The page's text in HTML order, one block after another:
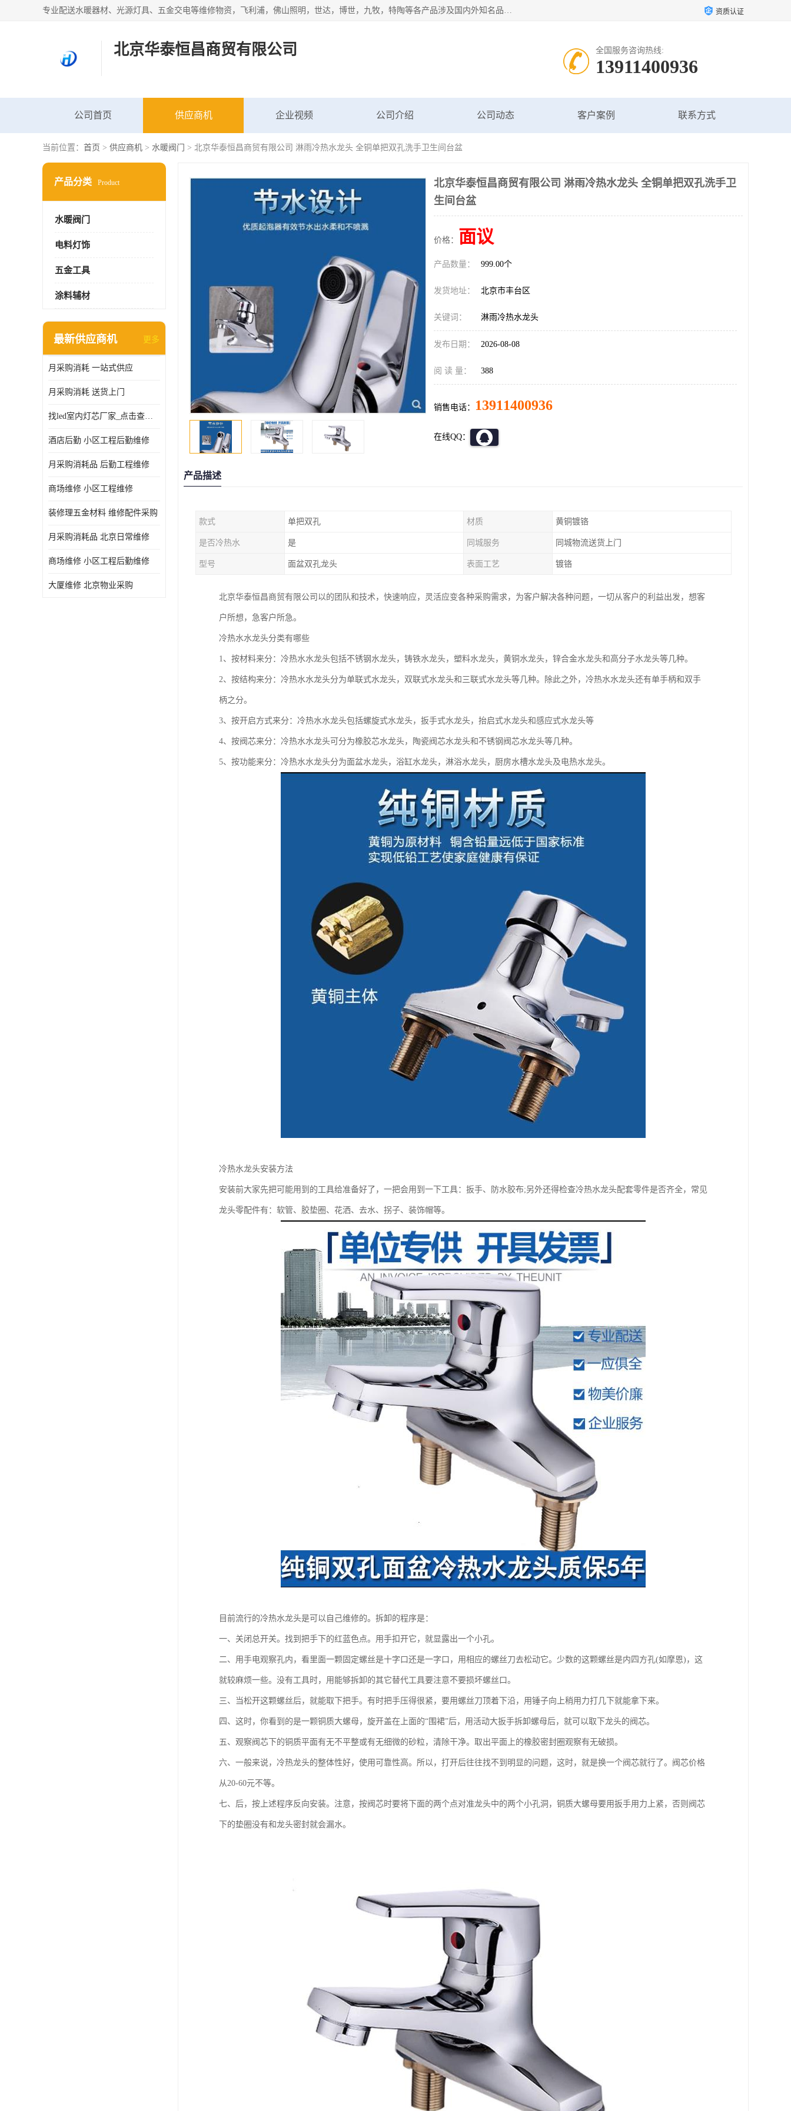
专业配送水暖器材、光源灯具、五金交电等维修物资，飞利浦，佛山照明，世达，博世，九牧，特陶等各产品涉及国内外知名品牌。公司专注与物业、学校、酒店、工厂等单位合作，提供一站式配送服务，降低客户综合成本。依托电子商务改变传统模式，以专业的团队为客户提供24H物资配送到达，货到月结、统一开票，便捷退换等服务，提高了企业的运营效率。 资质认证
北京华泰恒昌商贸有限公司 全国服务咨询热线:
13911400936
公司首页 供应商机 企业视频 公司介绍 公司动态 客户案例 联系方式
当前位置： 首页 > 供应商机 > 水暖阀门 > 北京华泰恒昌商贸有限公司 淋雨冷热水龙头 全铜单把双孔洗手卫生间台盆
产品分类 Product
水暖阀门
电料灯饰
五金工具
涂料辅材
最新供应商机 更多
月采购消耗 一站式供应
月采购消耗 送货上门
找led室内灯芯厂家_点击查看更多
酒店后勤 小区工程后勤维修
月采购消耗品 后勤工程维修
商场维修 小区工程维修
装修理五金材料 维修配件采购
月采购消耗品 北京日常维修
商场维修 小区工程后勤维修
大厦维修 北京物业采购
北京华泰恒昌商贸有限公司 淋雨冷热水龙头 全铜单把双孔洗手卫
生间台盆
价格： 面议
产品数量： 999.00个
发货地址： 北京市丰台区
关键词： 淋雨冷热水龙头
发布日期： 2026-08-08
阅 读 量： 388
销售电话： 13911400936
在线QQ：
产品描述
款式 单把双孔 材质 黄铜镀铬
是否冷热水 是 同城服务 同城物流送货上门
型号 面盆双孔龙头 表面工艺 镀铬
北京华泰恒昌商贸有限公司以的团队和技术，快速响应，灵活应变各种采购需求，为客户解决各种问题，一切从客户的利益出发，想客
户所想，急客户所急。
冷热水水龙头分类有哪些
1、按材料来分：冷热水水龙头包括不锈钢水龙头，铸铁水龙头，塑料水龙头，黄铜水龙头，锌合金水龙头和高分子水龙头等几种。
2、按结构来分：冷热水水龙头分为单联式水龙头，双联式水龙头和三联式水龙头等几种。除此之外，冷热水水龙头还有单手柄和双手
柄之分。
3、按开启方式来分：冷热水水龙头包括螺旋式水龙头，扳手式水龙头，抬启式水龙头和感应式水龙头等
4、按阀芯来分：冷热水水龙头可分为橡胶芯水龙头，陶瓷阀芯水龙头和不锈钢阀芯水龙头等几种。
5、按功能来分：冷热水水龙头分为面盆水龙头，浴缸水龙头，淋浴水龙头，厨房水槽水龙头及电热水龙头。
冷热水龙头安装方法
安装前大家先把可能用到的工具给准备好了，一把会用到一下工具：扳手、防水胶布;另外还得检查冷热水龙头配套零件是否齐全，常见
龙头零配件有：软管、胶垫圈、花洒、去水、拐子、装饰帽等。
目前流行的冷热水龙头是可以自己维修的。拆卸的程序是：
一、关闭总开关。找到把手下的红蓝色点。用手扣开它，就显露出一个小孔。
二、用手电观察孔内，看里面一颗固定螺丝是十字口还是一字口，用相应的螺丝刀去松动它。少数的这颗螺丝是内四方孔(如摩恩)，这
就较麻烦一些。没有工具时，用能够拆卸的其它替代工具要注意不要损坏螺丝口。
三、当松开这颗螺丝后，就能取下把手。有时把手压得很紧，要用螺丝刀顶着下沿，用锤子向上稍用力打几下就能拿下来。
四、这时，你看到的是一颗铜质大螺母，旋开盖在上面的“围裙”后，用活动大扳手拆卸螺母后，就可以取下龙头的阀芯。
五、观察阀芯下的铜质平面有无不平整或有无细微的砂粒，清除干净。取出平面上的橡胶密封圈观察有无破损。
六、一般来说，冷热龙头的整体性好，使用可靠性高。所以，打开后往往找不到明显的问题，这时，就是换一个阀芯就行了。阀芯价格
从20-60元不等。
七、后，按上述程序反向安装。注意，按阀芯时要将下面的两个点对准龙头中的两个小孔洞，铜质大螺母要用扳手用力上紧，否则阀芯
下的垫圈没有和龙头密封就会漏水。